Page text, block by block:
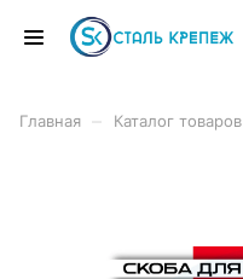
Главная Каталог товаров